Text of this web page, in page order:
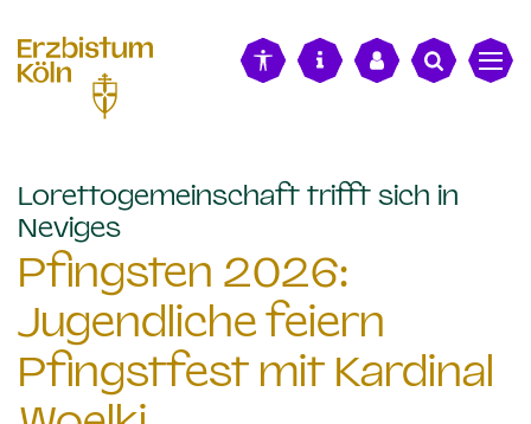
Lorettogemeinschaft trifft sich in
Neviges:
Pfingsten 2026:
Jugendliche feiern
Pfingstfest mit Kardinal